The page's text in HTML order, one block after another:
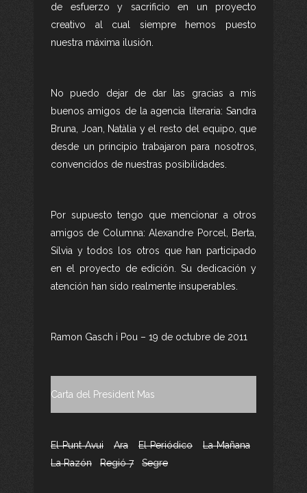
de esfuerzo y sacrificio en un proyecto
creativo al cual siempre hemos puesto
nuestra máxima ilusión.
No puedo dejar de dar las gracias a mis
buenos amigos de la agencia literaria: Sandra
Bruna, Joan, Natàlia y el resto del equipo, que
desde un principio trabajaron para nosotros,
convencidos de nuestras posibilidades.
Por supuesto tengo que mencionar a otros
amigos de Columna: Alexandre Porcel, Berta,
Sílvia y todos los otros que han participado
en el proyecto de edición. Su dedicación y
atención han sido realmente insuperables.
Ramon Gasch i Pou – 19 de octubre de 2011
Carta del President Mas
El Punt Avui Ara El Periódico
La Mañana
La Razón
Regió 7 Segre